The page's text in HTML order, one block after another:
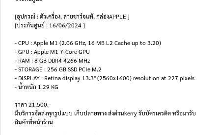
[อุปกรณ์ : ตัวเครื่อง, สายชาร์จแท้, กล่องAPPLE ]
[ประกันศูนย์ : 16/06/2024 ]
- CPU : Apple M1 (2.06 GHz, 16 MB L2 Cache up to 3.20)
- GPU : Apple M1 7-Core GPU
- RAM : 8 GB DDR4 4266 MHz
- STORAGE : 256 GB SSD PCIe M.2
- DISPLAY : Retina display 13.3" (2560x1600) resolution at 227 pixels
- น้ำหนัก 1.29 KG
ราคา 21,500.-
มีบริการจัดส่งทุกรูปแบบ เก็บปลายทาง ส่งด่วนkerry รับบัตรเครดิต หรือมารับ
สินค้าที่หน้าร้าน